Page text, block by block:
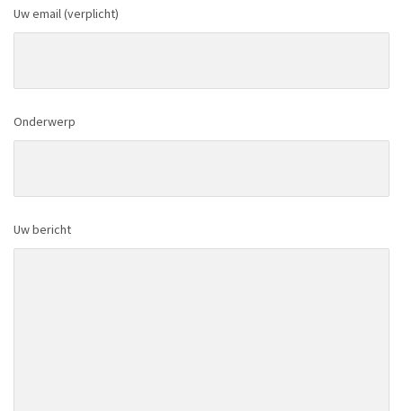
Uw email (verplicht)
Onderwerp
Uw bericht